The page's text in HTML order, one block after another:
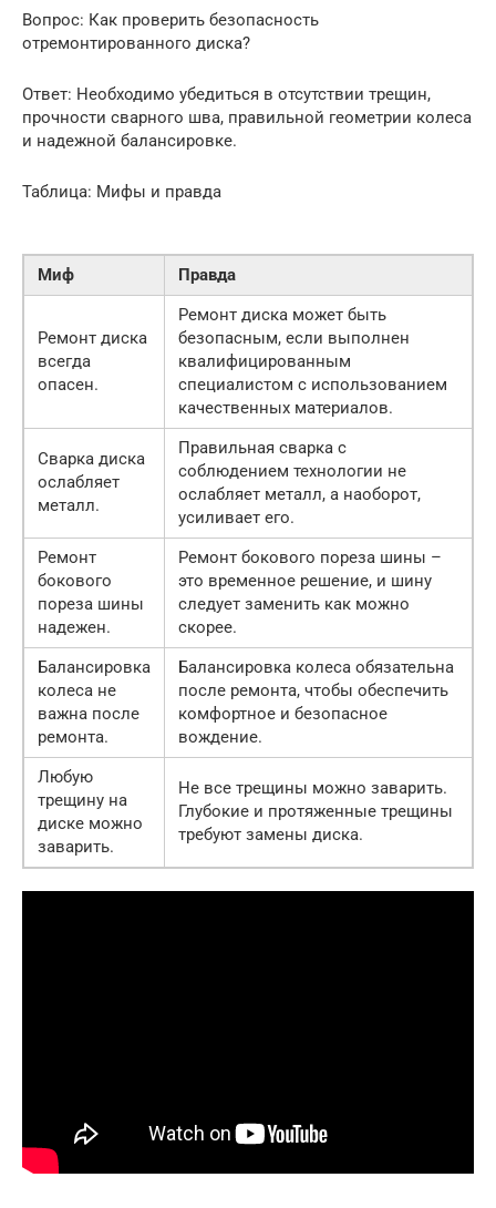
Вопрос: Как проверить безопасность
отремонтированного диска?
Ответ: Необходимо убедиться в отсутствии трещин,
прочности сварного шва, правильной геометрии колеса
и надежной балансировке.
Таблица: Мифы и правда
Миф Правда
Ремонт диска
всегда
опасен.
Ремонт диска может быть
безопасным, если выполнен
квалифицированным
специалистом с использованием
качественных материалов.
Сварка диска
ослабляет
металл.
Правильная сварка с
соблюдением технологии не
ослабляет металл, а наоборот,
усиливает его.
Ремонт
бокового
пореза шины
надежен.
Ремонт бокового пореза шины –
это временное решение, и шину
следует заменить как можно
скорее.
Балансировка
колеса не
важна после
ремонта.
Балансировка колеса обязательна
после ремонта, чтобы обеспечить
комфортное и безопасное
вождение.
Любую
трещину на
диске можно
заварить.
Не все трещины можно заварить.
Глубокие и протяженные трещины
требуют замены диска.